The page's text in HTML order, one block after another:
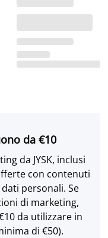
da €10
da JYSK, inclusi
con contenuti
personali. Se
di marketing,
da utilizzare in
di €50).